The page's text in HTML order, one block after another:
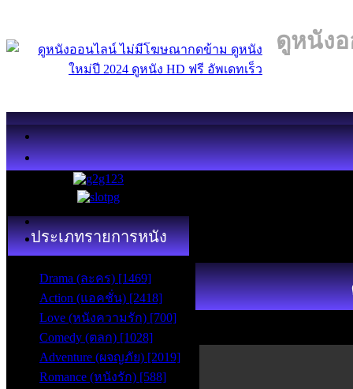
ดูหนัง
ประเภทรายการหนัง
Drama (ละคร) [1469]
Action (แอคชั่น) [2418]
Love (หนังความรัก) [700]
Comedy (ตลก) [1028]
Adventure (ผจญภัย) [2019]
Romance (หนังรัก) [588]